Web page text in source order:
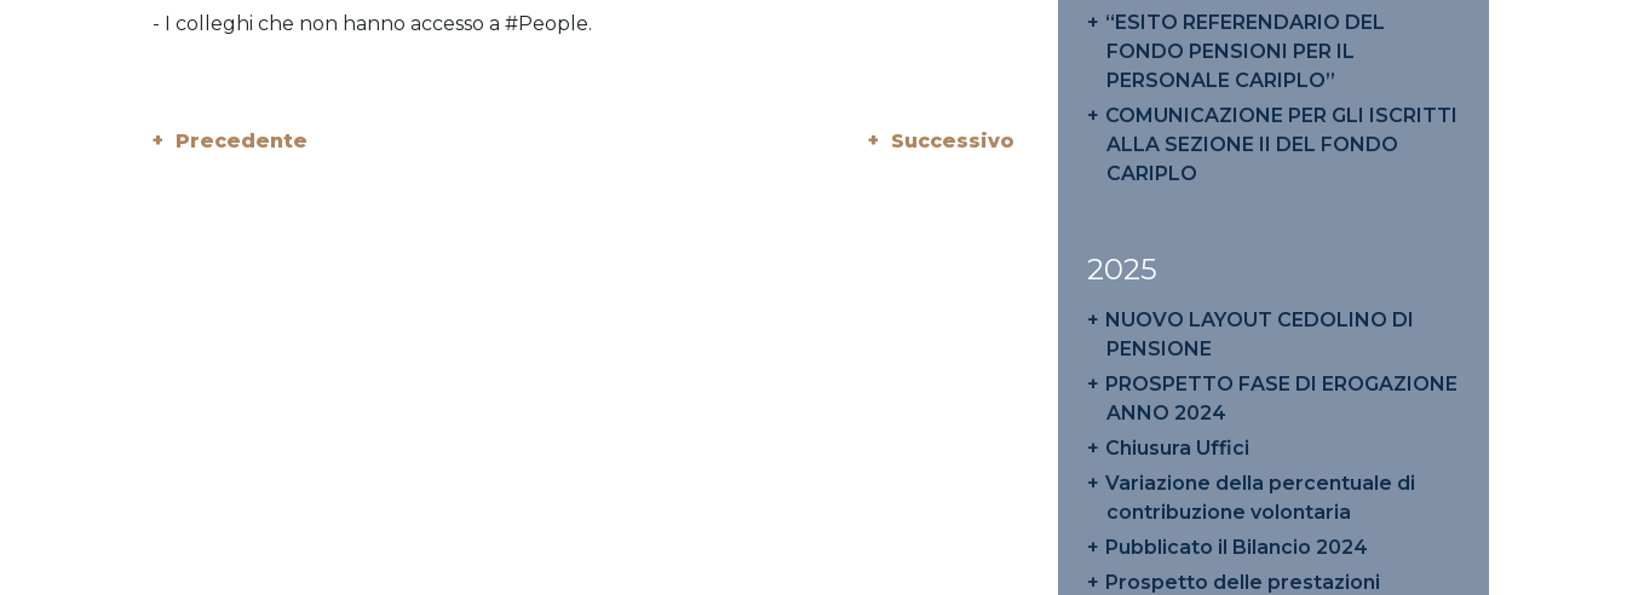
- I colleghi che non hanno accesso a #People.
+ Precedente + Successivo
“ESITO REFERENDARIO DEL
FONDO PENSIONI PER IL
PERSONALE CARIPLO”
COMUNICAZIONE PER GLI ISCRITTI
ALLA SEZIONE II DEL FONDO
CARIPLO
2025
NUOVO LAYOUT CEDOLINO DI
PENSIONE
PROSPETTO FASE DI EROGAZIONE
ANNO 2024
Chiusura Uffici
Variazione della percentuale di
contribuzione volontaria
Pubblicato il Bilancio 2024
Prospetto delle prestazioni